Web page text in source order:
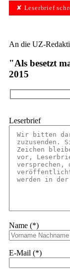
✘ Leserbrief
An die UZ-
"Als besetzt
2015
Leserbrief
Name (*)
E-Mail (*)